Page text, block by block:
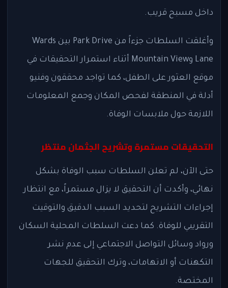
داخل مسبح قريب.
وأغلقت السلطات جزءاً من Park Drive بين Wards
Lane وMountain View أثناء استمرار التحقيقات في
موقع العثور على الطفل، كما تواجد محققون وفنيو
أدلة في المنطقة لفحص المكان وجمع المعلومات
اللازمة حول ملابسات الوفاة.
التحقيقات مستمرة وتشريح الجثمان منتظر
حتى الآن، لم تعلن السلطات سبب الوفاة بشكل
نهائي، وأكدت أن التحقيق لا يزال مستمراً، مع انتظار
إجراءات التشريح لتحديد السبب الدقيق والتوقيت
التقريبي للوفاة. كما دعت السلطات المحلية السكان
ورواد وسائل التواصل الاجتماعي إلى عدم نشر
التكهنات أو الاتهامات، وترك التحقيق للجهات
المختصة.